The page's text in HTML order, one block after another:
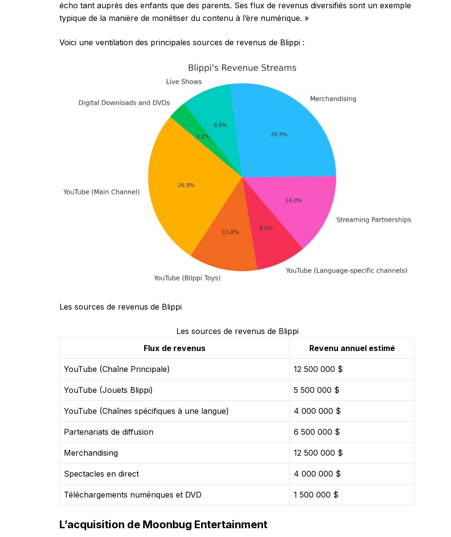
écho tant auprès des enfants que des parents. Ses flux de revenus diversifiés sont un exemple
typique de la manière de monétiser du contenu à l’ère numérique. »
Voici une ventilation des principales sources de revenus de Blippi :
Les sources de revenus de Blippi
Les sources de revenus de Blippi
Flux de revenus
Revenu annuel estimé
YouTube (Chaîne Principale) 12 500 000 $
YouTube (Jouets Blippi) 5 500 000 $
YouTube (Chaînes spécifiques à une langue) 4 000 000 $
Partenariats de diffusion 6 500 000 $
Merchandising 12 500 000 $
Spectacles en direct 4 000 000 $
Téléchargements numériques et DVD 1 500 000 $
L’acquisition de Moonbug Entertainment